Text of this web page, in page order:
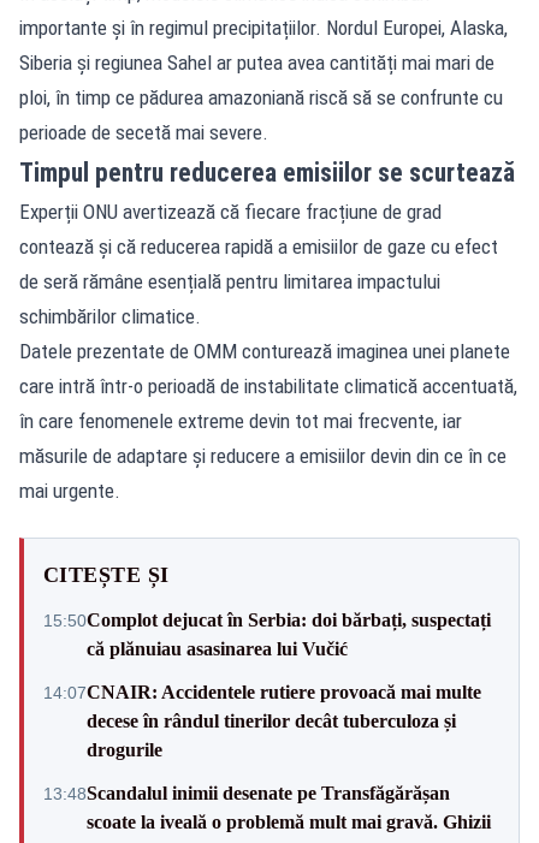
importante și în regimul precipitațiilor. Nordul Europei, Alaska,
Siberia și regiunea Sahel ar putea avea cantități mai mari de
ploi, în timp ce pădurea amazoniană riscă să se confrunte cu
perioade de secetă mai severe.
Timpul pentru reducerea emisiilor se scurtează
Experții ONU avertizează că fiecare fracțiune de grad
contează și că reducerea rapidă a emisiilor de gaze cu efect
de seră rămâne esențială pentru limitarea impactului
schimbărilor climatice.
Datele prezentate de OMM conturează imaginea unei planete
care intră într-o perioadă de instabilitate climatică accentuată,
în care fenomenele extreme devin tot mai frecvente, iar
măsurile de adaptare și reducere a emisiilor devin din ce în ce
mai urgente.
CITEȘTE ȘI
15:50Complot dejucat în Serbia: doi bărbați, suspectați
că plănuiau asasinarea lui Vučić
14:07CNAIR: Accidentele rutiere provoacă mai multe
decese în rândul tinerilor decât tuberculoza și
drogurile
13:48Scandalul inimii desenate pe Transfăgărășan
scoate la iveală o problemă mult mai gravă. Ghizii